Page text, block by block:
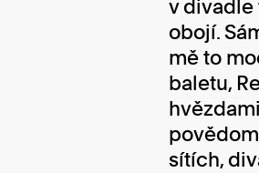
v divadle
obojí.
mě to
baletu,
sítích,